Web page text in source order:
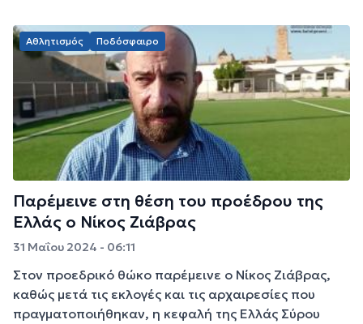
Αθλητισμός Ποδόσφαιρο
Παρέμεινε στη θέση του προέδρου της
Ελλάς ο Νίκος Ζιάβρας
31 Μαΐου 2024 - 06:11
Στον προεδρικό θώκο παρέμεινε ο Νίκος Ζιάβρας,
καθώς μετά τις εκλογές και τις αρχαιρεσίες που
πραγματοποιήθηκαν, η κεφαλή της Ελλάς Σύρου